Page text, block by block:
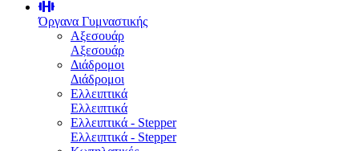
Όργανα Γυμναστικής
Αξεσουάρ
Αξεσουάρ
Διάδρομοι
Διάδρομοι
Ελλειπτικά
Ελλειπτικά
Ελλειπτικά - Stepper
Ελλειπτικά - Stepper